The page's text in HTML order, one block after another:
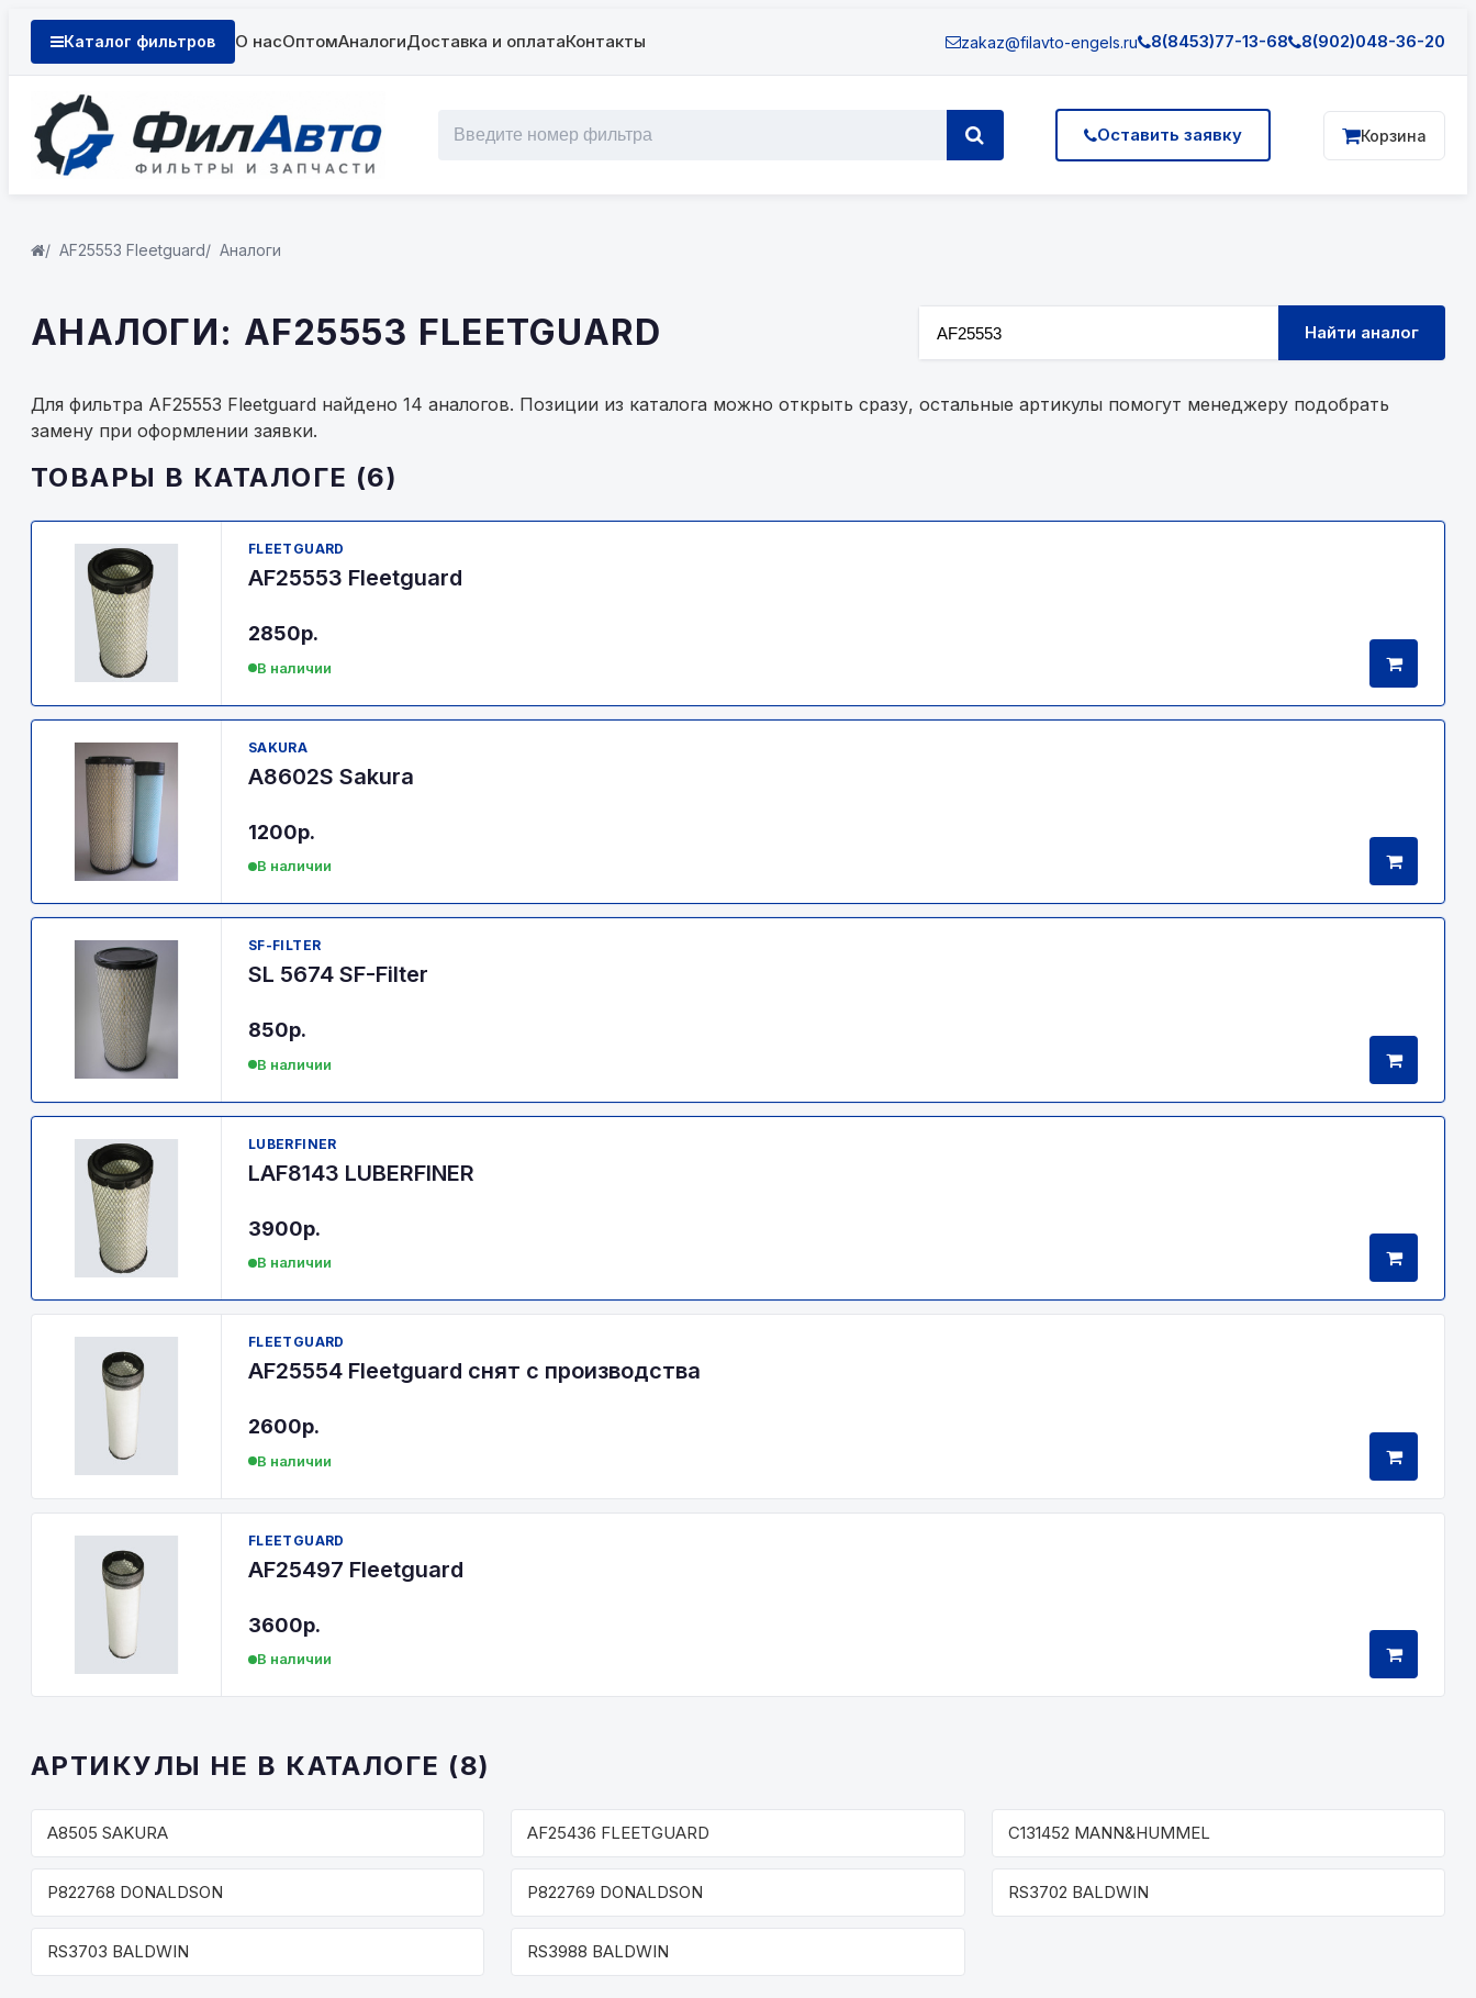
Каталог фильтров О насОптомАналогиДоставка и оплатаКонтакты zakaz@filavto-engels.ru 8(8453)77-13-68 8(902)048-36-20
Оставить заявку Корзина
AF25553 Fleetguard Аналоги
АНАЛОГИ: AF25553 FLEETGUARD Найти аналог
Для фильтра AF25553 Fleetguard найдено 14 аналогов. Позиции из каталога можно открыть сразу, остальные артикулы помогут менеджеру подобрать
замену при оформлении заявки.
ТОВАРЫ В КАТАЛОГЕ (6)
FLEETGUARD
AF25553 Fleetguard
2850р.
В наличии
SAKURA
A8602S Sakura
1200р.
В наличии
SF-FILTER
SL 5674 SF-Filter
850р.
В наличии
LUBERFINER
LAF8143 LUBERFINER
3900р.
В наличии
FLEETGUARD
AF25554 Fleetguard снят с производства
2600р.
В наличии
FLEETGUARD
AF25497 Fleetguard
3600р.
В наличии
АРТИКУЛЫ НЕ В КАТАЛОГЕ (8)
A8505 SAKURA AF25436 FLEETGUARD C131452 MANN&HUMMEL
P822768 DONALDSON P822769 DONALDSON RS3702 BALDWIN
RS3703 BALDWIN RS3988 BALDWIN